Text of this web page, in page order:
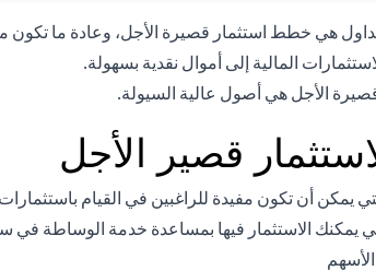
هي خطط استثمار قصيرة الأجل، وعادة ما تكون مدتها
المالية إلى أموال نقدية بسهولة.
الأجل هي أصول عالية السيولة.
قصير الأجل
يمكن أن تكون مفيدة للراغبين في القيام
يمكنك الاستثمار فيها بمساعدة خدمة الوساطة في
الأسهم